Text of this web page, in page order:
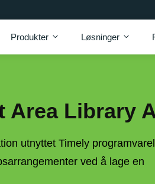
Produkter Løsninger
Area Library
utnyttet Timely
ved å lage en